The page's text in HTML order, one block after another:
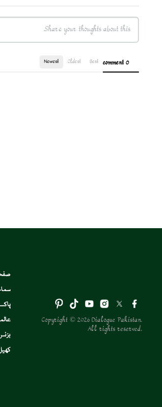
0 comment
Best
Oldest
Newest
Copyright © 2026 Dialogue Pakistan.
All rights reserved.